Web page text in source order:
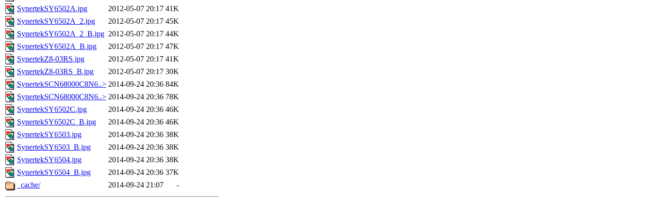
SynertekSY6502A.jpg
2012-05-07 20:17 41K
SynertekSY6502A_2.jpg
2012-05-07 20:17 45K
SynertekSY6502A_2_B.jpg 2012-05-07 20:17 44K
SynertekSY6502A_B.jpg
2012-05-07 20:17 47K
SynertekZ8-03RS.jpg
2012-05-07 20:17 41K
SynertekZ8-03RS_B.jpg
2012-05-07 20:17 30K
SynertekSCN68000C8N6..> 2014-09-24 20:36 84K
SynertekSCN68000C8N6..> 2014-09-24 20:36 78K
SynertekSY6502C.jpg
2014-09-24 20:36 46K
SynertekSY6502C_B.jpg
2014-09-24 20:36 46K
SynertekSY6503.jpg
2014-09-24 20:36 38K
SynertekSY6503_B.jpg
2014-09-24 20:36 38K
SynertekSY6504.jpg
2014-09-24 20:36 38K
SynertekSY6504_B.jpg
2014-09-24 20:36 37K
_cache/
2014-09-24 21:07 -